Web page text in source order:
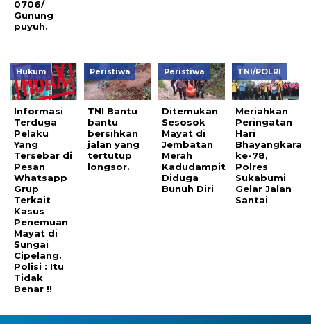
0706/
Gunung
puyuh.
Hukum
Informasi
Terduga
Pelaku
Yang
Tersebar di
Pesan
Whatsapp
Grup
Terkait
Kasus
Penemuan
Mayat di
Sungai
Cipelang.
Polisi : Itu
Tidak
Benar !!
Peristiwa
TNI Bantu
bantu
bersihkan
jalan yang
tertutup
longsor.
Peristiwa
Ditemukan
Sesosok
Mayat di
Jembatan
Merah
Kadudampit
Diduga
Bunuh Diri
TNI/POLRI
Meriahkan
Peringatan
Hari
Bhayangkara
ke-78,
Polres
Sukabumi
Gelar Jalan
Santai